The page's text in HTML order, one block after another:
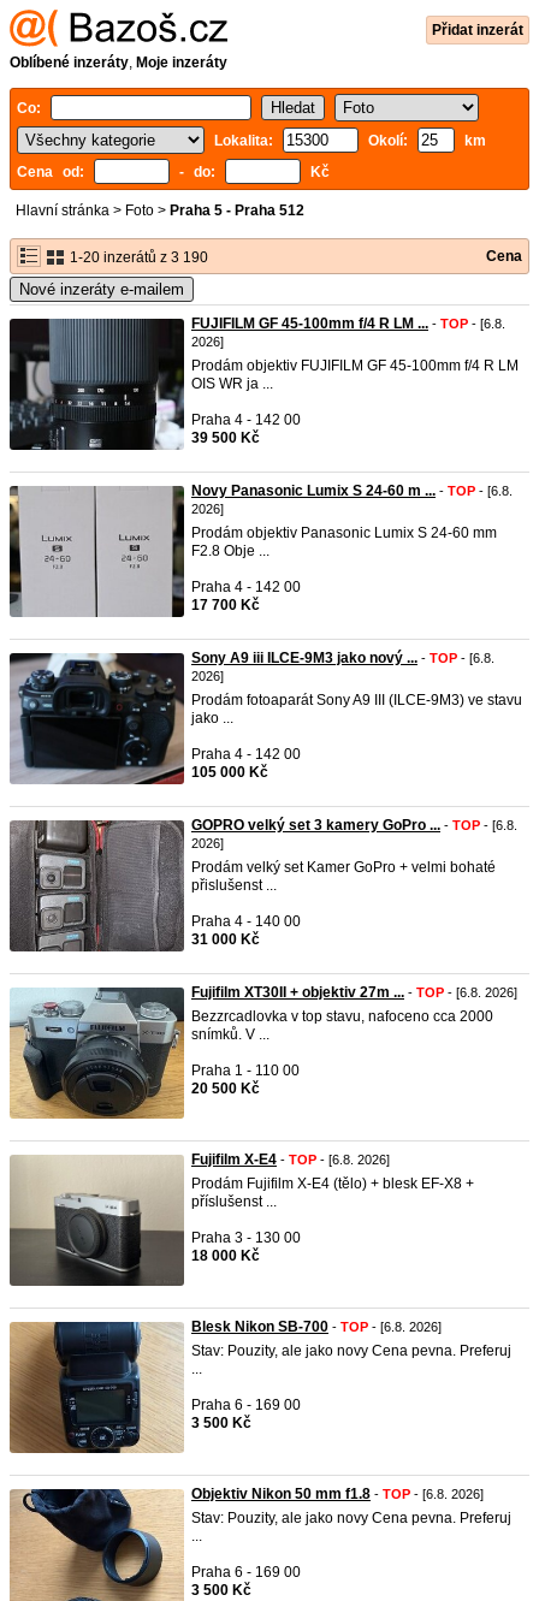
Přidat inzerát
Oblíbené inzeráty, Moje inzeráty
Co:
Lokalita:
Okolí:
km
Cena od:
- do: Kč
Hlavní stránka > Foto > Praha 5 - Praha 512
1-20 inzerátů z 3 190 Cena
Nové inzeráty e-mailem
FUJIFILM GF 45-100mm f/4 R LM ... - TOP - [6.8.
2026]
Prodám objektiv FUJIFILM GF 45-100mm f/4 R LM
OIS WR ja ...
Praha 4 - 142 00
39 500 Kč
Novy Panasonic Lumix S 24-60 m ... - TOP - [6.8.
2026]
Prodám objektiv Panasonic Lumix S 24-60 mm
F2.8 Obje ...
Praha 4 - 142 00
17 700 Kč
Sony A9 iii ILCE-9M3 jako nový ... - TOP - [6.8.
2026]
Prodám fotoaparát Sony A9 III (ILCE-9M3) ve stavu
jako ...
Praha 4 - 142 00
105 000 Kč
GOPRO velký set 3 kamery GoPro ... - TOP - [6.8.
2026]
Prodám velký set Kamer GoPro + velmi bohaté
přislušenst ...
Praha 4 - 140 00
31 000 Kč
Fujifilm XT30II + objektiv 27m ... - TOP - [6.8. 2026]
Bezzrcadlovka v top stavu, nafoceno cca 2000
snímků. V ...
Praha 1 - 110 00
20 500 Kč
Fujifilm X-E4 - TOP - [6.8. 2026]
Prodám Fujifilm X-E4 (tělo) + blesk EF-X8 +
příslušenst ...
Praha 3 - 130 00
18 000 Kč
Blesk Nikon SB-700 - TOP - [6.8. 2026]
Stav: Pouzity, ale jako novy Cena pevna. Preferuj
...
Praha 6 - 169 00
3 500 Kč
Objektiv Nikon 50 mm f1.8 - TOP - [6.8. 2026]
Stav: Pouzity, ale jako novy Cena pevna. Preferuj
...
Praha 6 - 169 00
3 500 Kč